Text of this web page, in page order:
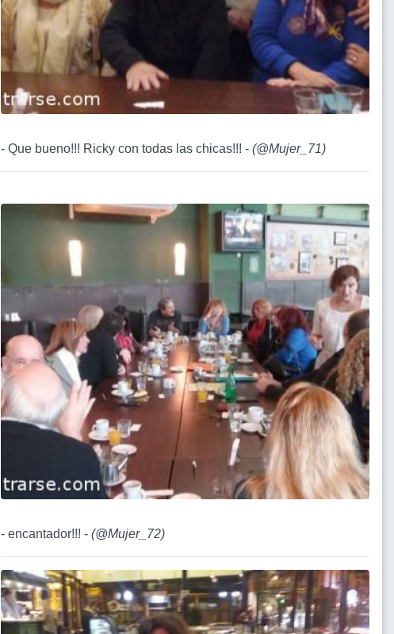
- Que bueno!!! Ricky con todas las chicas!!! - (@Mujer_71)
- encantador!!! - (@Mujer_72)